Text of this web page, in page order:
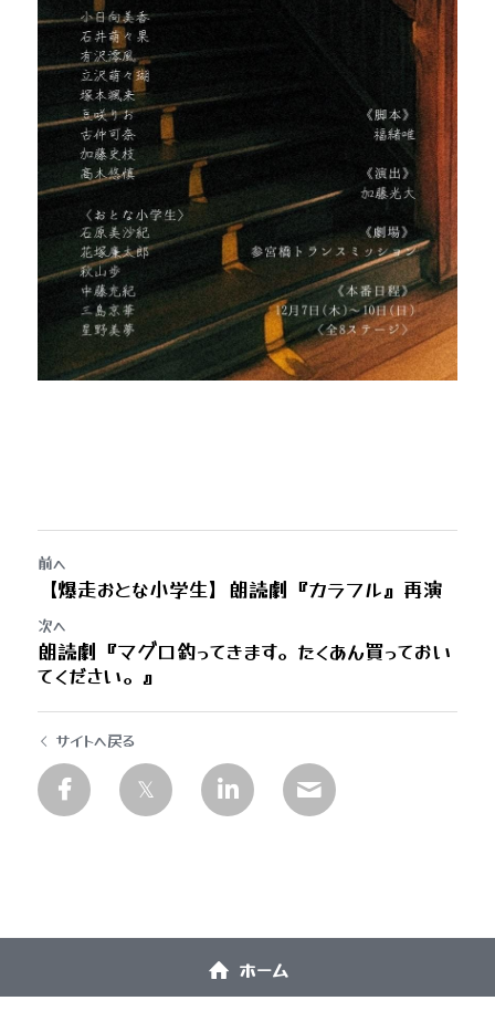
前へ
【爆走おとな小学生】朗読劇『カラフル』再演
次へ
朗読劇『マグロ釣ってきます。たくあん買っておい
てください。』
サイトへ戻る
ホーム